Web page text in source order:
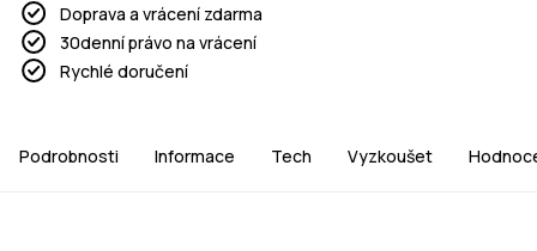
Doprava a vrácení zdarma
30denní právo na vrácení
Rychlé doručení
Podrobnosti Informace Tech Vyzkoušet